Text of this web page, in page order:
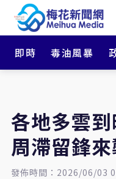
即時 毒油風暴
各地多雲
周滯留鋒
發佈時間：2026/06/03